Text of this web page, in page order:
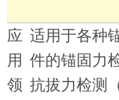
应
用
领
适用于各种
件的锚固力
抗拔力检测